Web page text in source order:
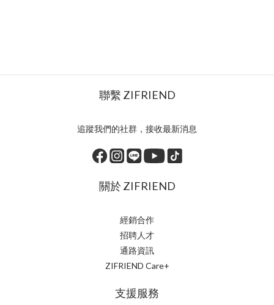
聯繫 ZIFRIEND
追蹤我們的社群，接收最新消息
關於 ZIFRIEND
經銷合作
招聘人才
通路資訊
ZIFRIEND Care+
支援服務